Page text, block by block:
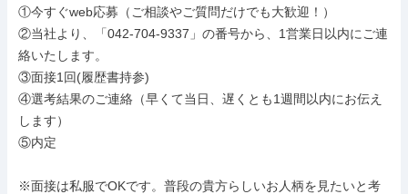
①今すぐweb応募（ご相談やご質問だけでも大歓迎！）
②当社より、「042-704-9337」の番号から、1営業日以内にご連
絡いたします。
③面接1回(履歴書持参)
④選考結果のご連絡（早くて当日、遅くとも1週間以内にお伝え
します）
⑤内定
※面接は私服でOKです。普段の貴方らしいお人柄を見たいと考